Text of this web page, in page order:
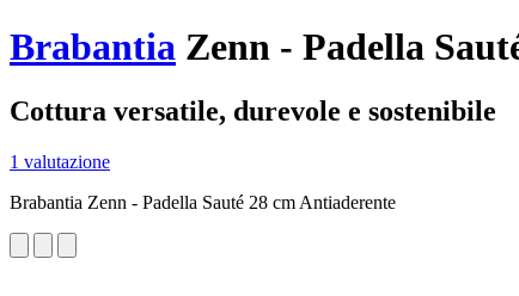
Brabantia Zenn - Padella
Cottura versatile, durevole e sostenibile
1 valutazione
Brabantia Zenn - Padella Sauté 28 cm Antiaderente